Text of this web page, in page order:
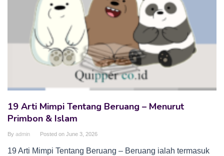
19 Arti Mimpi Tentang Beruang – Menurut
Primbon & Islam
By admin Posted on June 3, 2026
19 Arti Mimpi Tentang Beruang – Beruang ialah termasuk